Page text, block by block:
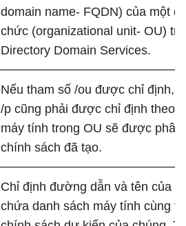
domain name- FQDN) của một
chức (organizational unit- OU)
Directory Domain Services.
Nếu tham số /ou được chỉ định,
/p cũng phải được chỉ định theo.
máy tính trong OU sẽ được phân
chính sách đã tạo.
Chỉ định đường dẫn và tên của
chứa danh sách máy tính cùng